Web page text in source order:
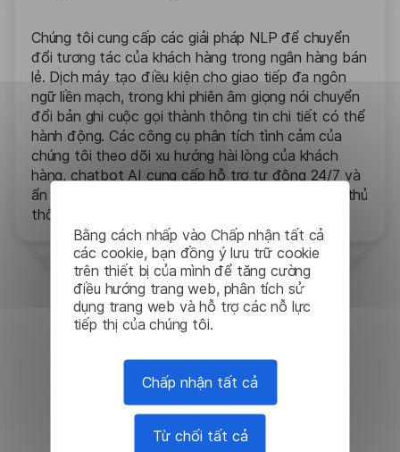
Bằng cách nhấp vào Chấp nhận tất cả
các cookie, bạn đồng ý lưu trữ cookie
trên thiết bị của mình để tăng cường
điều hướng trang web, phân tích sử
dụng trang web và hỗ trợ các nỗ lực
tiếp thị của chúng tôi.
Chấp nhận tất cả
Từ chối tất cả
Chúng tôi cung cấp các giải pháp NLP để chuyển
đổi tương tác của khách hàng trong ngân hàng bán
lẻ. Dịch máy tạo điều kiện cho giao tiếp đa ngôn
ngữ liền mạch, trong khi phiên âm giọng nói chuyển
đổi bản ghi cuộc gọi thành thông tin chi tiết có thể
hành động. Các công cụ phân tích tình cảm của
chúng tôi theo dõi xu hướng hài lòng của khách
hàng, chatbot AI cung cấp hỗ trợ tự động 24/7 và
ẩn danh dữ liệu đảm bảo quyền riêng tư và tuân thủ
thông tin nhạy cảm của khách hàng.
Truy cập dùng thử